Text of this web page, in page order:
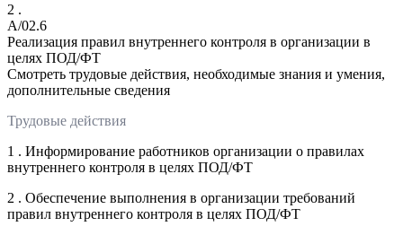
2 .
A/02.6
Реализация правил внутреннего контроля в организации в
целях ПОД/ФТ
Смотреть трудовые действия, необходимые знания и умения,
дополнительные сведения
Трудовые действия
1 . Информирование работников организации о правилах
внутреннего контроля в целях ПОД/ФТ
2 . Обеспечение выполнения в организации требований
правил внутреннего контроля в целях ПОД/ФТ